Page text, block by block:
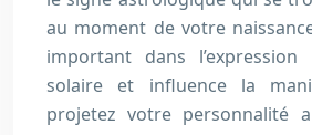
au moment de votre
important dans
solaire et influence la
projetez votre personnalité